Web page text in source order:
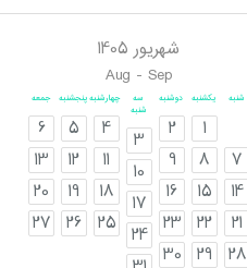
شهریور 1405
Aug - Sep
شنبه
7
14
21
28
یکشنبه
1
8
15
22
29
دوشنبه
2
9
16
23
30
سه
شنبه
3
10
17
24
چهارشنبه
4
11
18
25
پنجشنبه
5
12
19
26
جمعه
6
13
20
27